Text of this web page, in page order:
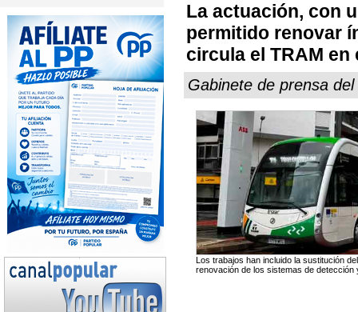
La actuación, con
permitido renovar
circula el TRAM
Gabinete de prensa
Los trabajos han incluido la sustitución
renovación de los sistemas de detección